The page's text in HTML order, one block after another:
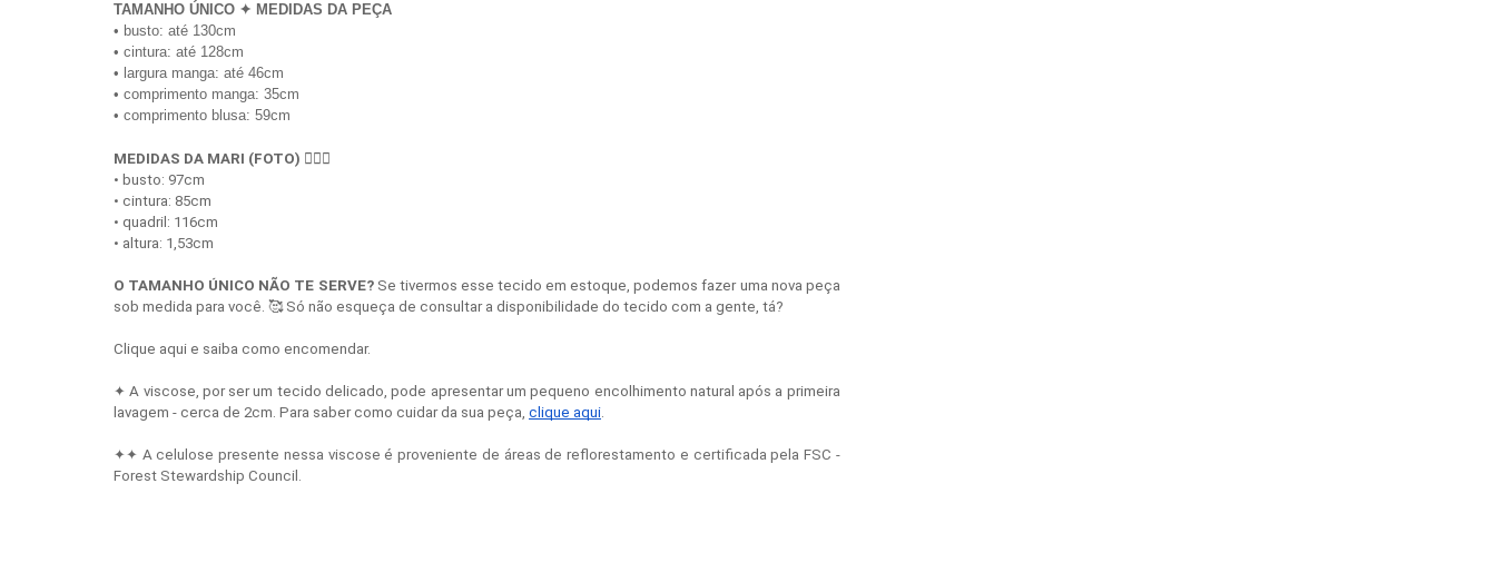
TAMANHO ÚNICO ✦ MEDIDAS DA PEÇA
• busto: até 130cm
• cintura: até 128cm
• largura manga: até 46cm
• comprimento manga: 35cm
• comprimento blusa: 59cm
MEDIDAS DA MARI (FOTO) 💁🏻‍♀️
• busto: 97cm
• cintura: 85cm
• quadril: 116cm
• altura: 1,53cm
O TAMANHO ÚNICO NÃO TE SERVE? Se tivermos esse tecido em estoque, podemos fazer uma nova peça
sob medida para você. 🥰 Só não esqueça de consultar a disponibilidade do tecido com a gente, tá?
Clique aqui e saiba como encomendar.
✦ A viscose, por ser um tecido delicado, pode apresentar um pequeno encolhimento natural após a primeira
lavagem - cerca de 2cm. Para saber como cuidar da sua peça, clique aqui.
✦✦ A celulose presente nessa viscose é proveniente de áreas de reflorestamento e certificada pela FSC -
Forest Stewardship Council.